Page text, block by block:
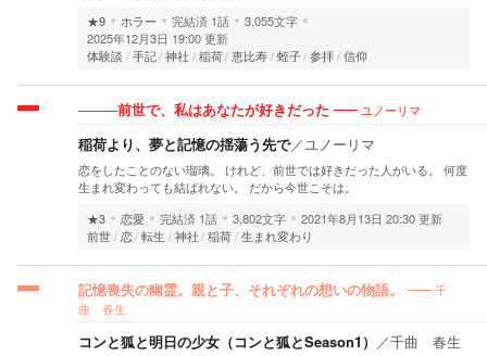
★9
ホラー 完結済 1話
3,055文字
2025年12月3日 19:00 更新
体験談
手記 神社 稲荷 恵比寿 蛭子 参拝 信仰
────前世で、私はあなたが好きだった ユノーリマ
稲荷より、夢と記憶の揺蕩う先で／ユノーリマ
恋をしたことのない瑠璃。 けれど、前世では好きだった人がいる。 何度
生まれ変わっても結ばれない。 だから今世こそは。
★3
恋愛 完結済 1話 3,802文字
2021年8月13日 20:30 更新
前世 恋 転生 神社 稲荷 生まれ変わり
記憶喪失の幽霊。親と子、それぞれの想いの物語。
千
曲 春生
コンと狐と明日の少女（コンと狐とSeason1） ／千曲 春生